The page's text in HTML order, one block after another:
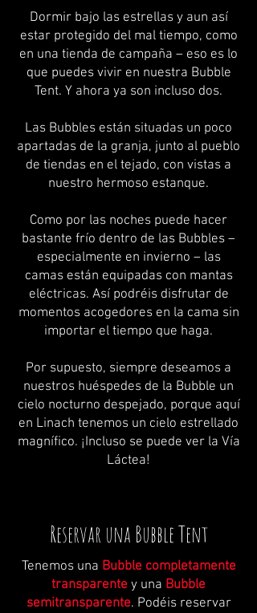
Dormir bajo las estrellas y aun así
estar protegido del mal tiempo, como
en una tienda de campaña – eso es lo
que puedes vivir en nuestra Bubble
Tent. Y ahora ya son incluso dos.
Las Bubbles están situadas un poco
apartadas de la granja, junto al pueblo
de tiendas en el tejado, con vistas a
nuestro hermoso estanque.
Como por las noches puede hacer
bastante frío dentro de las Bubbles –
especialmente en invierno – las
camas están equipadas con mantas
eléctricas. Así podréis disfrutar de
momentos acogedores en la cama sin
importar el tiempo que haga.
Por supuesto, siempre deseamos a
nuestros huéspedes de la Bubble un
cielo nocturno despejado, porque aquí
en Linach tenemos un cielo estrellado
magnífico. ¡Incluso se puede ver la Vía
Láctea!
Reservar una Bubble Tent
Tenemos una Bubble completamente
transparente y una Bubble
semitransparente. Podéis reservar